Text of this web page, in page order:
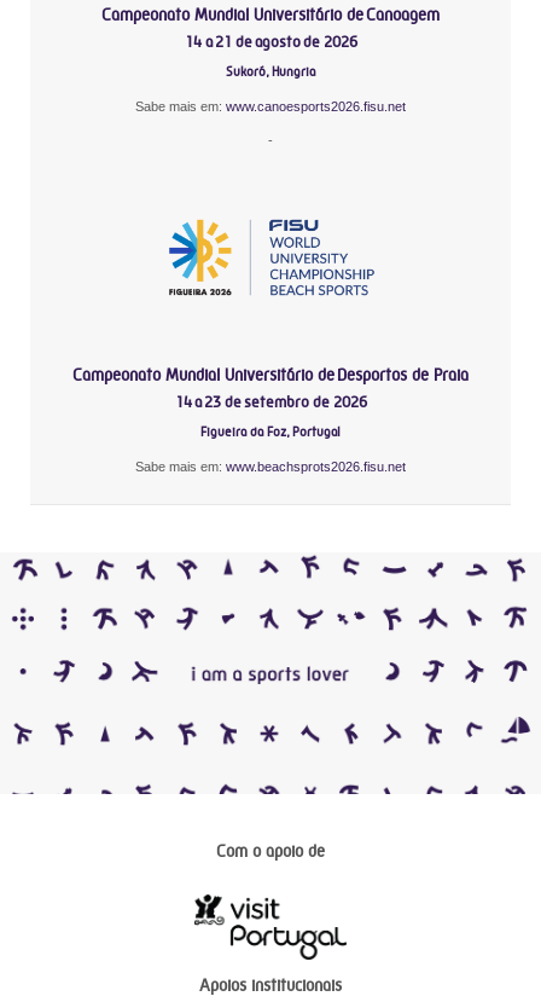
Campeonato Mundial Universitário de Canoagem
14 a 21 de agosto de 2026
Sukoró, Hungria
Sabe mais em: www.canoesports2026.fisu.net
-
Campeonato Mundial Universitário de Desportos de Praia
14 a 23 de setembro de 2026
Figueira da Foz, Portugal
Sabe mais em: www.beachsprots2026.fisu.net
Com o apoio de
Apoios institucionais